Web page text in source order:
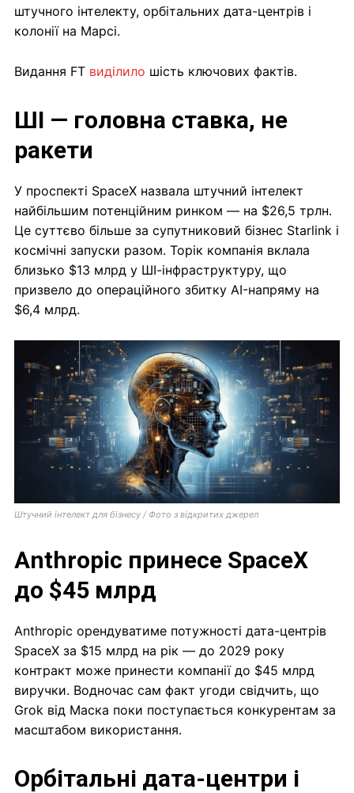
штучного інтелекту, орбітальних дата-центрів і
колонії на Марсі.
Видання FT виділило шість ключових фактів.
ШІ — головна ставка, не
ракети
У проспекті SpaceX назвала штучний інтелект
найбільшим потенційним ринком — на $26,5 трлн.
Це суттєво більше за супутниковий бізнес Starlink і
космічні запуски разом. Торік компанія вклала
близько $13 млрд у ШІ-інфраструктуру, що
призвело до операційного збитку AI-напряму на
$6,4 млрд.
Штучний інтелект для бізнесу / Фото з відкритих джерел
Anthropic принесе SpaceX
до $45 млрд
Anthropic орендуватиме потужності дата-центрів
SpaceX за $15 млрд на рік — до 2029 року
контракт може принести компанії до $45 млрд
виручки. Водночас сам факт угоди свідчить, що
Grok від Маска поки поступається конкурентам за
масштабом використання.
Орбітальні дата-центри і